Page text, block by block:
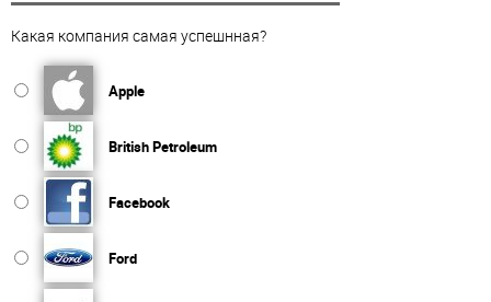
Какая компания самая успешнная?
Apple
British Petroleum
Facebook
Ford